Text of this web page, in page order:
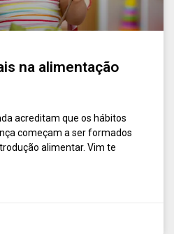
na alimentação
acreditam que os hábitos
começam a ser formados
alimentar. Vim te